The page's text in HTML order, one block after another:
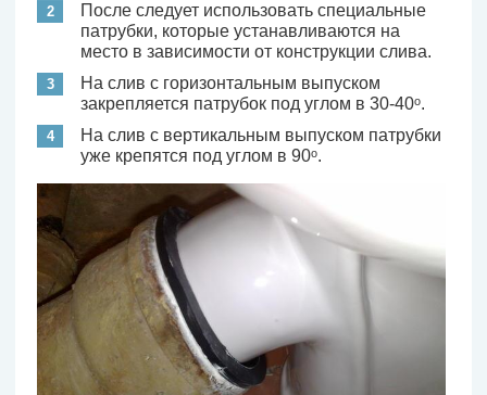
После следует использовать специальные
патрубки, которые устанавливаются на
место в зависимости от конструкции слива.
На слив с горизонтальным выпуском
закрепляется патрубок под углом в 30-40ᵒ.
На слив с вертикальным выпуском патрубки
уже крепятся под углом в 90ᵒ.